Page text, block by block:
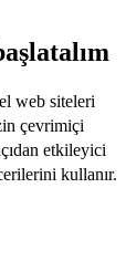
web siteleri
çevrimiçi
etkileyici
kullanır.